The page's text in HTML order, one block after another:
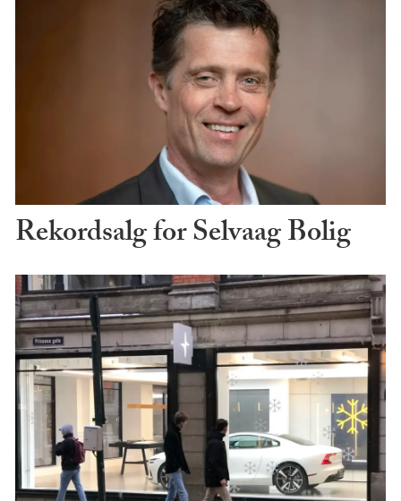
Rekordsalg for Selvaag Bolig